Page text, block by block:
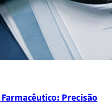
Precisão